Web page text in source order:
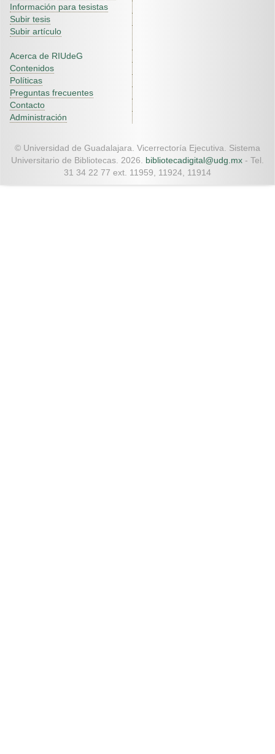
Información para tesistas
Subir tesis
Subir artículo
Acerca de RIUdeG
Contenidos
Políticas
Preguntas frecuentes
Contacto
Administración
© Universidad de Guadalajara. Vicerrectoría Ejecutiva. Sistema
Universitario de Bibliotecas. 2026. bibliotecadigital@udg.mx - Tel.
31 34 22 77 ext. 11959, 11924, 11914